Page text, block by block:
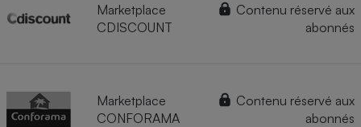
Marketplace
CDISCOUNT
Contenu réservé aux
abonnés
Marketplace
CONFORAMA
Contenu réservé aux
abonnés